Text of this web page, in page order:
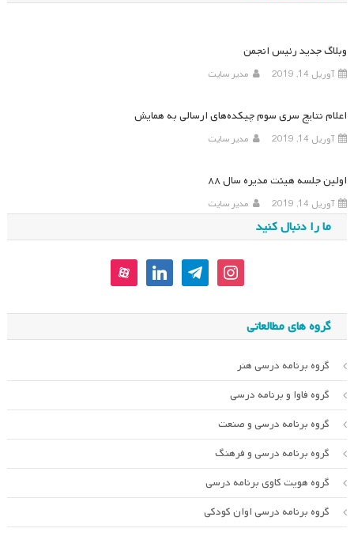
وبلاگ جدید رئیس انجمن
آوریل 14, 2019 مدیر سایت
اعلام نتایج سری سوم چیکده‌های ارسالی به همایش
آوریل 14, 2019 مدیر سایت
اولین جلسه هیئت مدیره سال ۸۸
آوریل 14, 2019 مدیر سایت
ما را دنبال کنید
instagram
telegram
linkedin
aparat
گروه های مطالعاتی
گروه برنامه درسی هنر
گروه فاوا و برنامه درسی
گروه برنامه درسی و صنعت
گروه برنامه درسی و فرهنگ
گروه هویت کاوی برنامه درسی
گروه برنامه درسی اوان کودکی